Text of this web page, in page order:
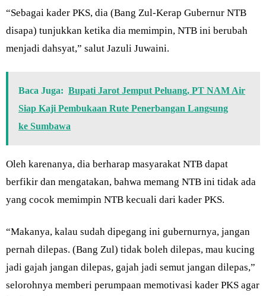
“Sebagai kader PKS, dia (Bang Zul-Kerap Gubernur NTB
disapa) tunjukkan ketika dia memimpin, NTB ini berubah
menjadi dahsyat,” salut Jazuli Juwaini.
Baca Juga: Bupati Jarot Jemput Peluang, PT NAM Air
Siap Kaji Pembukaan Rute Penerbangan Langsung
ke Sumbawa
Oleh karenanya, dia berharap masyarakat NTB dapat
berfikir dan mengatakan, bahwa memang NTB ini tidak ada
yang cocok memimpin NTB kecuali dari kader PKS.
“Makanya, kalau sudah dipegang ini gubernurnya, jangan
pernah dilepas. (Bang Zul) tidak boleh dilepas, mau kucing
jadi gajah jangan dilepas, gajah jadi semut jangan dilepas,”
selorohnya memberi perumpaan memotivasi kader PKS agar